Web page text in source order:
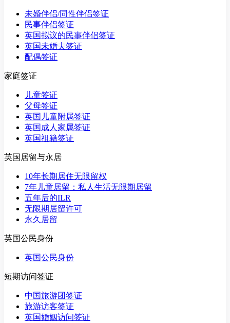
未婚伴侣/同性伴侣签证
民事伴侣签证
英国拟议的民事伴侣签证
英国未婚夫签证
配偶签证
家庭签证
儿童签证
父母签证
英国儿童附属签证
英国成人家属签证
英国祖籍签证
英国居留与永居
10年长期居住无限留权
7年儿童居留：私人生活无限期居留
五年后的ILR
无限期居留许可
永久居留
英国公民身份
英国公民身份
短期访问签证
中国旅游团签证
旅游访客签证
英国婚姻访问签证